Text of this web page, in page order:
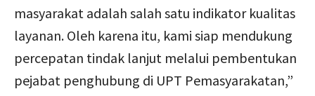
masyarakat adalah salah satu indikator kualitas
layanan. Oleh karena itu, kami siap mendukung
percepatan tindak lanjut melalui pembentukan
pejabat penghubung di UPT Pemasyarakatan,”